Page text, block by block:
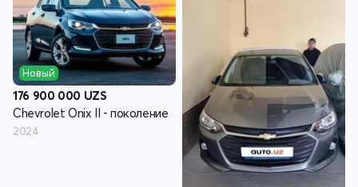
Новый
176 900 000 UZS
Chevrolet Onix II - поколение
2024